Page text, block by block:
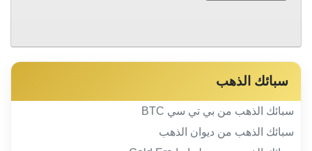
سبائك الذهب
سبائك الذهب من بي تي سي BTC
سبائك الذهب من ديوان الذهب